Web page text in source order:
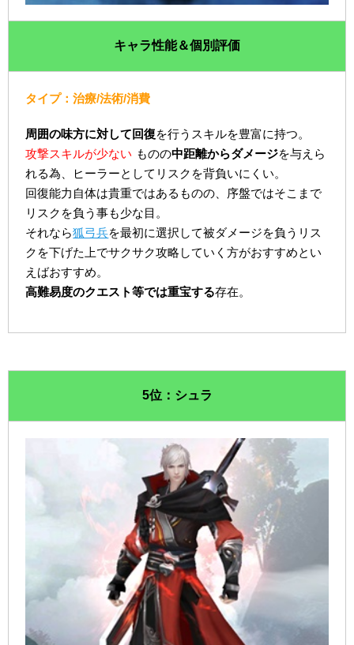
キャラ性能＆個別評価
タイプ：治療/法術/消費
周囲の味方に対して回復を行うスキルを豊富に持つ。
攻撃スキルが少ない ものの中距離からダメージを与えら
れる為、ヒーラーとしてリスクを背負いにくい。
回復能力自体は貴重ではあるものの、序盤ではそこまで
リスクを負う事も少な目。
それなら狐弓兵を最初に選択して被ダメージを負うリス
クを下げた上でサクサク攻略していく方がおすすめとい
えばおすすめ。
高難易度のクエスト等では重宝する存在。
5位：シュラ